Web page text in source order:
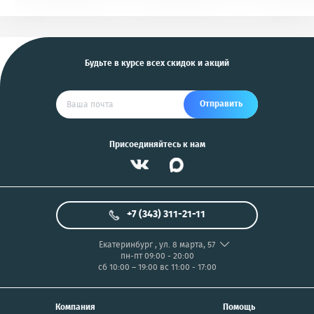
Будьте в курсе всех скидок и акций
Отправить
Присоединяйтесь к нам
Помощь
Компания
+7 (343) 311-21-11
Екатеринбург, ул. 8 марта, 57
пн-пт 09:00 - 20:00
сб 10:00 – 19:00 вс 11:00 - 17:00